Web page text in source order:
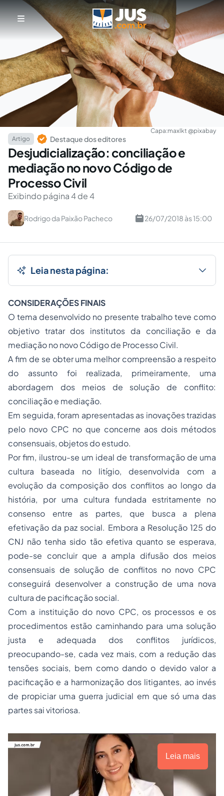
Capa:maxlkt @pixabay
Artigo
Destaque dos editores
Desjudicialização: conciliação e
mediação no novo Código de
Processo Civil
Exibindo página 4 de 4
Rodrigo da Paixão Pacheco 26/07/2018 às 15:00
Leia nesta página:
CONSIDERAÇÕES FINAIS
O tema desenvolvido no presente trabalho teve como
objetivo tratar dos institutos da conciliação e da
mediação no novo Código de Processo Civil.
A fim de se obter uma melhor compreensão a respeito
do assunto foi realizada, primeiramente, uma
abordagem dos meios de solução de conflito:
conciliação e mediação.
Em seguida, foram apresentadas as inovações trazidas
pelo novo CPC no que concerne aos dois métodos
consensuais, objetos do estudo.
Por fim, ilustrou-se um ideal de transformação de uma
cultura baseada no litígio, desenvolvida com a
evolução da composição dos conflitos ao longo da
história, por uma cultura fundada estritamente no
consenso entre as partes, que busca a plena
efetivação da paz social. Embora a Resolução 125 do
CNJ não tenha sido tão efetiva quanto se esperava,
pode-se concluir que a ampla difusão dos meios
consensuais de solução de conflitos no novo CPC
conseguirá desenvolver a construção de uma nova
cultura de pacificação social.
Com a instituição do novo CPC, os processos e os
procedimentos estão caminhando para uma solução
justa e adequada dos conflitos jurídicos,
preocupando-se, cada vez mais, com a redução das
tensões sociais, bem como dando o devido valor a
pacificação e a harmonização dos litigantes, ao invés
de propiciar uma guerra judicial em que só uma das
partes sai vitoriosa.
Leia mais